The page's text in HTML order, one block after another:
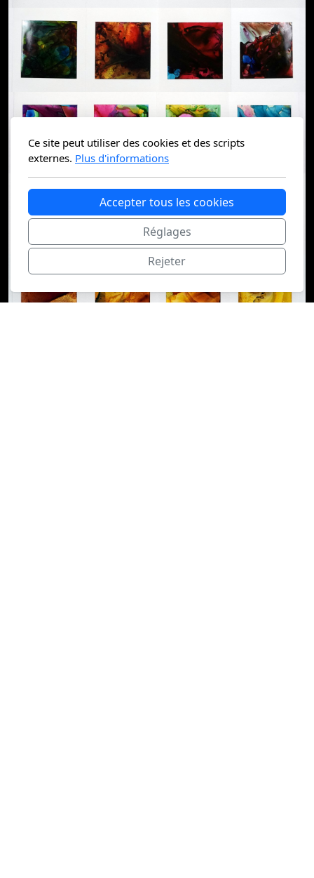
Ce site peut utiliser des cookies et des scripts
externes. Plus d'informations
Accepter tous les cookies
Réglages
Rejeter